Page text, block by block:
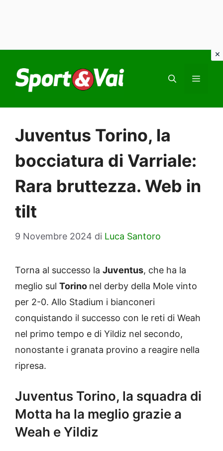
contenuto
Juventus Torino, la
bocciatura di Varriale:
Rara bruttezza. Web in
tilt
9 Novembre 2024 di Luca Santoro
Torna al successo la Juventus, che ha la
meglio sul Torino nel derby della Mole vinto
per 2-0. Allo Stadium i bianconeri
conquistando il successo con le reti di Weah
nel primo tempo e di Yildiz nel secondo,
nonostante i granata provino a reagire nella
ripresa.
Juventus Torino, la squadra di
Motta ha la meglio grazie a
Weah e Yildiz